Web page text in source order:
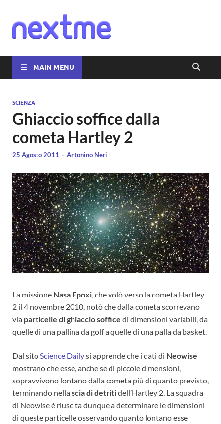
MAIN MENU
SCIENZA
Ghiaccio soffice dalla
cometa Hartley 2
25 Agosto 2011 - Antonino Neri
La missione Nasa Epoxi , che volò verso la cometa Hartley
2 il 4 novembre 2010, notò che dalla cometa scorrevano
via particelle di ghiaccio soffice di dimensioni variabili, da
quelle di una pallina da golf a quelle di una palla da basket.
Dal sito Science Dailysi apprende che i dati di Neowise
mostrano che esse, anche se di piccole dimensioni,
sopravvivono lontano dalla cometa più di quanto previsto,
terminando nellascia di detritidell’Hartley 2. La squadra
di Neowise è riuscita dunque a determinare le dimensioni
di queste particelle osservando quanto lontano esse